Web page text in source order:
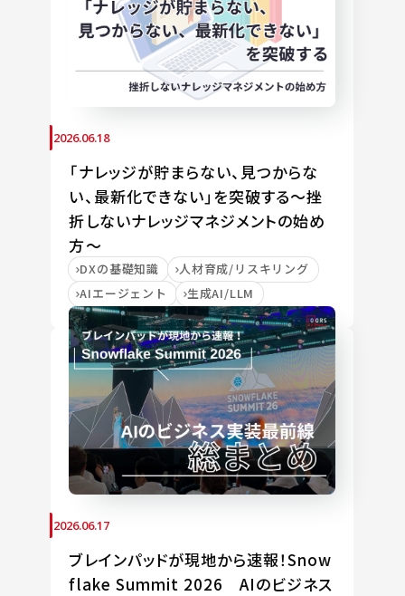
2026.06.18
「ナレッジが貯まらない、見つからな
い、最新化できない」を突破する～挫
折しないナレッジマネジメントの始め
方～
DXの基礎知識
人材育成/リスキリング
AIエージェント
生成AI/LLM
2026.06.17
ブレインパッドが現地から速報！Snow
flake Summit 2026 AIのビジネス